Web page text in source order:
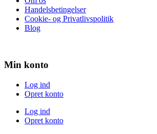
Handelsbetingelser
Cookie- og Privatlivspolitik
Blog
Min konto
Log ind
Opret konto
Log ind
Opret konto